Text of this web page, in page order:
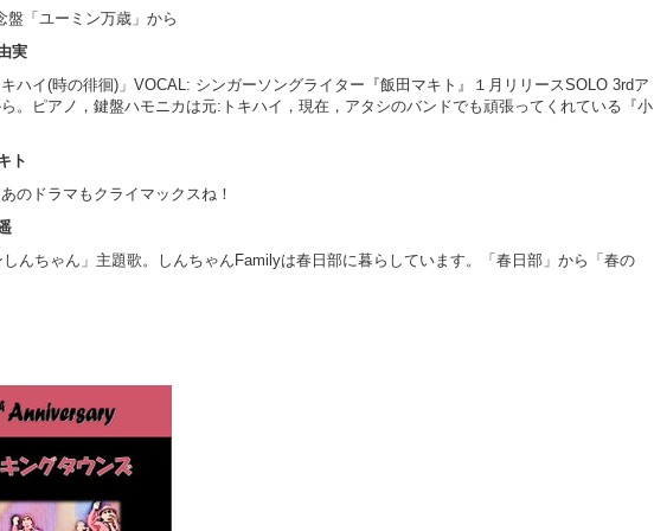
盤「ユーミン万歳」から
実
ハイ(時の徘徊)」VOCAL: シンガーソングライター『飯田マキト』１月リリースSOLO 3rdア
。ピアノ，鍵盤ハモニカは元:トキハイ，現在，アタシのバンドでも頑張ってくれている『小
ト
のドラマもクライマックスね！
んちゃん」主題歌。しんちゃんFamilyは春日部に暮らしています。「春日部」から「春の